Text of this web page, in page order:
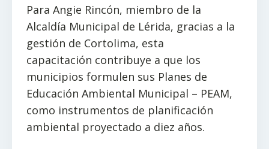
Para Angie Rincón, miembro de la
Alcaldía Municipal de Lérida, gracias a la
gestión de Cortolima, esta
capacitación contribuye a que los
municipios formulen sus Planes de
Educación Ambiental Municipal – PEAM,
como instrumentos de planificación
ambiental proyectado a diez años.